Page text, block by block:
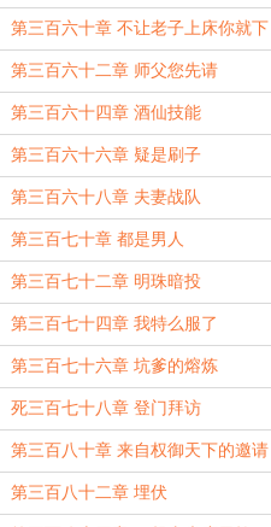
第三百六十章 不让老子上床你就下
来吧
第三百六十二章 师父您先请
第三百六十四章 酒仙技能
第三百六十六章 疑是刷子
第三百六十八章 夫妻战队
第三百七十章 都是男人
第三百七十二章 明珠暗投
第三百七十四章 我特么服了
第三百七十六章 坑爹的熔炼
死三百七十八章 登门拜访
第三百八十章 来自权御天下的邀请
第三百八十二章 埋伏